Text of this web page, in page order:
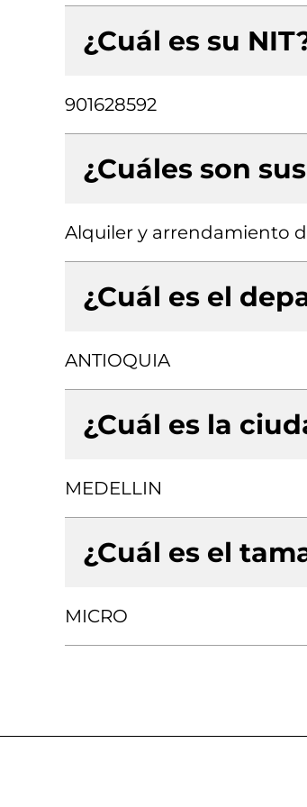
¿Cuál es su
901628592
¿Cuáles son
Alquiler y arrendamiento
¿Cuál es el
ANTIOQUIA
¿Cuál es la
MEDELLIN
¿Cuál es el
MICRO